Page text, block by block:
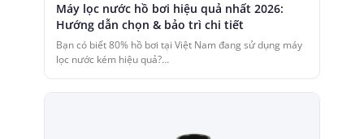
Máy lọc nước hồ bơi hiệu quả nhất 2026:
Hướng dẫn chọn & bảo trì chi tiết
Bạn có biết 80% hồ bơi tại Việt Nam đang sử dụng máy
lọc nước kém hiệu quả?…